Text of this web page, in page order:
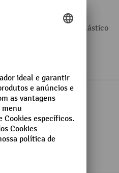
pés com patins de plástico